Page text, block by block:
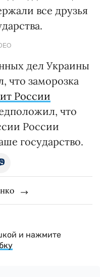
все друзья
дел Украины
что заморозка
России
что
России
государство.
и нажмите